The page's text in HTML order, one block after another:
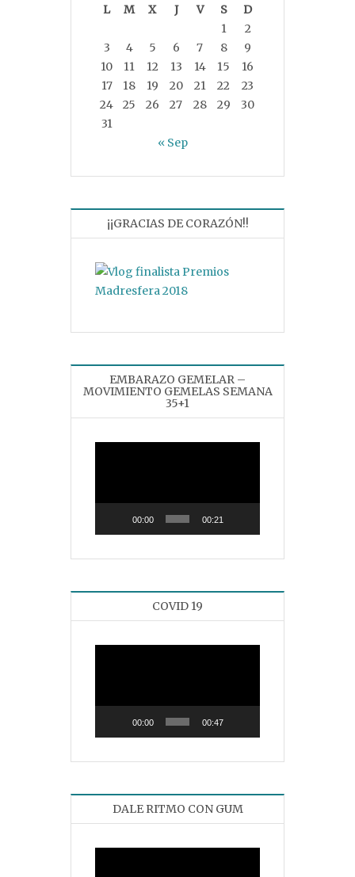
L
M X J V S
D
1
2
3
4 5 6 7 8
9
10
11 12 13 14 15
16
17
18 19 20 21 22
23
24
25 26 27 28 29
30
31
« Sep
¡¡GRACIAS DE CORAZÓN!!
EMBARAZO GEMELAR –
MOVIMIENTO GEMELAS SEMANA
35+1
00:00 00:21
COVID 19
00:00 00:47
DALE RITMO CON GUM